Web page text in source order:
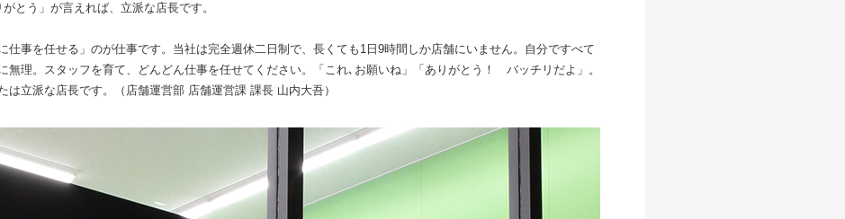
がとう」が言えれば、立派な店長です。
仕事を任せる」のが仕事です。当社は完全週休二日制で、長くても1日9時間しか店舗にいません。自分ですべて
無理。スタッフを育て、どんどん仕事を任せてください。「これ､お願いね」「ありがとう！ バッチリだよ」。
は立派な店長です。（店舗運営部 店舗運営課 課長 山内大吾）